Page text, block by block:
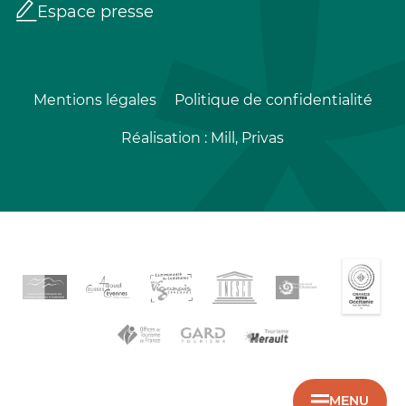
MENU
Espace presse
Mentions légales Politique de confidentialité
Réalisation : Mill, Privas